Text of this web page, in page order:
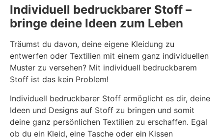
Individuell bedruckbarer Stoff –
bringe deine Ideen zum Leben
Träumst du davon, deine eigene Kleidung zu
entwerfen oder Textilien mit einem ganz individuellen
Muster zu versehen? Mit individuell bedruckbarem
Stoff ist das kein Problem!
Individuell bedruckbarer Stoff ermöglicht es dir, deine
Ideen und Designs auf Stoff zu bringen und somit
deine ganz persönlichen Textilien zu erschaffen. Egal
ob du ein Kleid, eine Tasche oder ein Kissen